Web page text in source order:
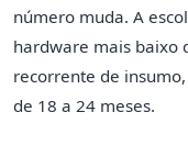
número muda. A
hardware mais baixo
recorrente de
de 18 a 24 meses.